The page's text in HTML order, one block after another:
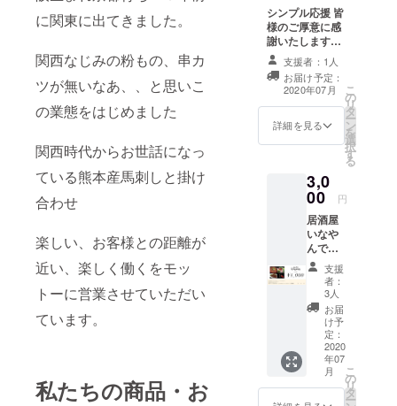
に関東に出てきました。
関西なじみの粉もの、串カ
ツが無いなあ、、と思いこ
の業態をはじめました
関西時代からお世話になっ
ている熊本産馬刺しと掛け
合わせ
楽しい、お客様との距離が
近い、楽しく働くをモッ
トーに営業させていただい
ています。
私たちの商品・お
シンプル応援 皆
様のご厚意に感
謝いたします！
居酒屋いなやん
存続資金にさせ
ていだきます お
礼のメールをお
送り致します！
支援者：1人
お届け予定：
2020年07月
詳細を見る
こ
の
リ
タ
ー
ン
を
選
択
す
る
3,0
00 円
居酒屋
いなや
んでご
利用い
ただけ
るお食
事券で
食事券
１００
０円×３
食事券
支援
者：
3人
お届
け予
定：
2020
年07
月
こ
の
リ
タ
ー